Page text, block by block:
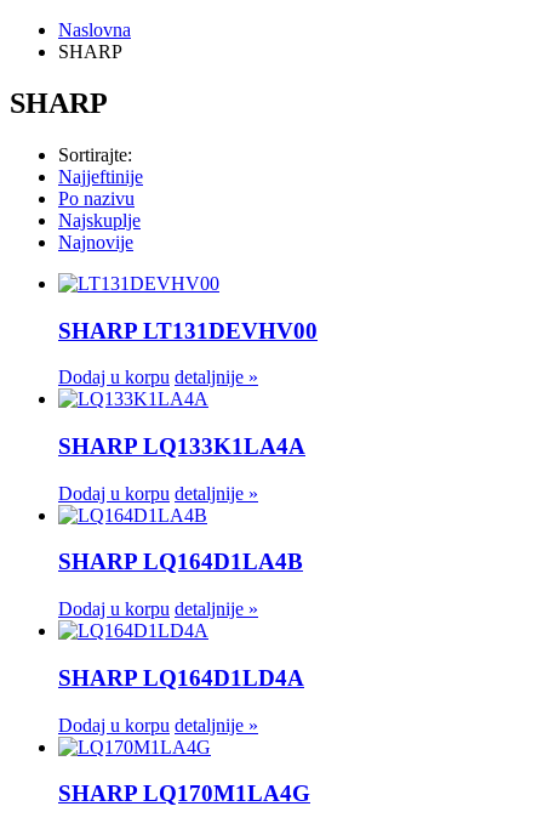
Naslovna
SHARP
SHARP
Sortirajte:
Najjeftinije
Po nazivu
Najskuplje
Najnovije
SHARP LT131DEVHV00
Dodaj u korpu detaljnije »
SHARP LQ133K1LA4A
Dodaj u korpu detaljnije »
SHARP LQ164D1LA4B
Dodaj u korpu detaljnije »
SHARP LQ164D1LD4A
Dodaj u korpu detaljnije »
SHARP LQ170M1LA4G